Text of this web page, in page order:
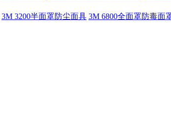
3M 3200半面罩防尘面具 3M 6800全面罩防毒面